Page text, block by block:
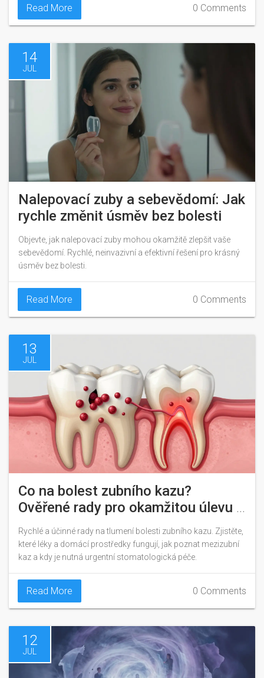
Read More 0 Comments
14
JUL
Nalepovací zuby a sebevědomí: Jak
rychle změnit úsměv bez bolesti
Objevte, jak nalepovací zuby mohou okamžitě zlepšit vaše
sebevědomí. Rychlé, neinvazivní a efektivní řešení pro krásný
úsměv bez bolesti.
Read More 0 Comments
13
JUL
Co na bolest zubního kazu?
Ověřené rady pro okamžitou úlevu a
léčbu
Rychlé a účinné rady na tlumení bolesti zubního kazu. Zjistěte,
které léky a domácí prostředky fungují, jak poznat mezizubní
kaz a kdy je nutná urgentní stomatologická péče.
Read More 0 Comments
12
JUL